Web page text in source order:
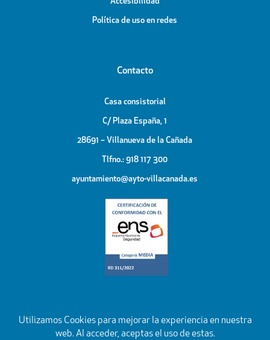
Política de uso en redes
Contacto
Casa consistorial
C/ Plaza España, 1
28691 – Villanueva de la Cañada
Tlfno.: 918 117 300
ayuntamiento@ayto-villacanada.es